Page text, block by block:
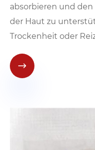
absorbieren und
der Haut zu
Trockenheit oder
